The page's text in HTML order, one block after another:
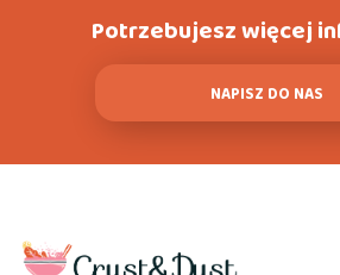
Potrzebujesz więcej
NAPISZ DO NAS